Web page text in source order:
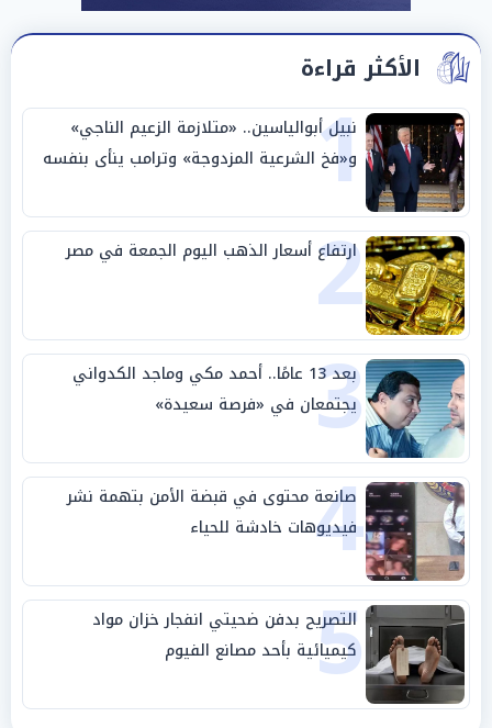
الأكثر قراءة
1
نبيل أبوالياسين.. «متلازمة الزعيم الناجي»
و«فخ الشرعية المزدوجة» وترامب ينأى بنفسه
وحليفه في «ميتم استراتيجي»
2
ارتفاع أسعار الذهب اليوم الجمعة في مصر
3 بعد 13 عامًا.. أحمد مكي وماجد الكدواني
يجتمعان في «فرصة سعيدة»
4
صانعة محتوى في قبضة الأمن بتهمة نشر
فيديوهات خادشة للحياء
5
التصريح بدفن ضحيتي انفجار خزان مواد
كيميائية بأحد مصانع الفيوم